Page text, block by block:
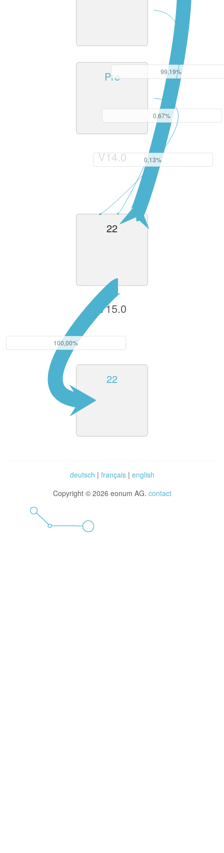
Pre
V14.0
22
V15.0
22
99,19%
0,67%
0,13%
100,00%
deutsch | français| english
Copyright © 2026 eonum AG. contact